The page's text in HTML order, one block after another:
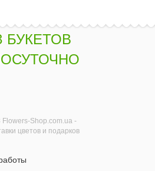
БУКЕТОВ
Shop.com.ua -
цветов и подарков